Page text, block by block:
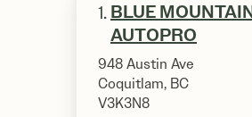
1. BLUE
AUTOPRO
948 Austin Ave
Coquitlam, BC
V3K3N8